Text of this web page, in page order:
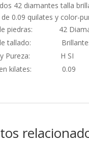
42 diamantes talla
0.09 quilates y color-
piedras: 42
de tallado:
y Pureza: H SI
en kilates: 0.09